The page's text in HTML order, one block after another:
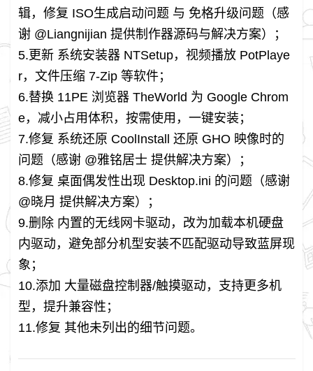
辑，修复 ISO生成启动问题 与 免格升级问题（感
谢 @Liangnijian 提供制作器源码与解决方案）；
5.更新 系统安装器 NTSetup，视频播放 PotPlaye
r，文件压缩 7-Zip 等软件；
6.替换 11PE 浏览器 TheWorld 为 Google Chrom
e，减小占用体积，按需使用，一键安装；
7.修复 系统还原 CoolInstall 还原 GHO 映像时的
问题（感谢 @雅铭居士 提供解决方案）；
8.修复 桌面偶发性出现 Desktop.ini 的问题（感谢
@晓月 提供解决方案）；
9.删除 内置的无线网卡驱动，改为加载本机硬盘
内驱动，避免部分机型安装不匹配驱动导致蓝屏现
象；
10.添加 大量磁盘控制器/触摸驱动，支持更多机
型，提升兼容性；
11.修复 其他未列出的细节问题。